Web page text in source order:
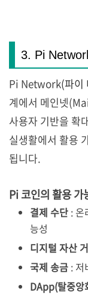
3. Pi
Pi Network(파이
계에서 메인넷
사용자 기반을 확
실생활에서 활용
됩니다.
Pi 코인의 활용 가
결제 수단 : 온
능성
디지털 자산
국제 송금 : 저
DApp(탈중앙